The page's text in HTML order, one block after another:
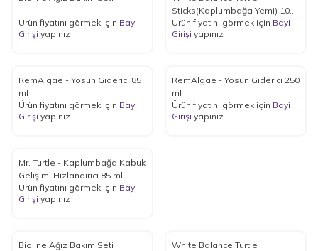
Ürün fiyatını görmek için Bayi
Girişi yapınız
Sticks(Kaplumbağa Yemi) 1000
ml
Ürün fiyatını görmek için Bayi
Girişi yapınız
RemAlgae - Yosun Giderici 85
ml
Ürün fiyatını görmek için Bayi
Girişi yapınız
RemAlgae - Yosun Giderici 250
ml
Ürün fiyatını görmek için Bayi
Girişi yapınız
Mr. Turtle - Kaplumbağa Kabuk
Gelişimi Hızlandırıcı 85 ml
Ürün fiyatını görmek için Bayi
Girişi yapınız
Bioline Ağız Bakım Seti
White Balance Turtle